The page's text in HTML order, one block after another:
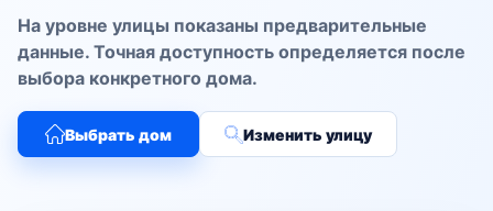
На уровне улицы показаны предварительные
данные. Точная доступность определяется после
выбора конкретного дома.
Выбрать дом Изменить улицу